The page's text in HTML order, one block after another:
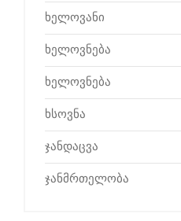
ხელოვანი
ხელოვნება
ხელოვნება
ხსოვნა
ჯანდაცვა
ჯანმრთელობა